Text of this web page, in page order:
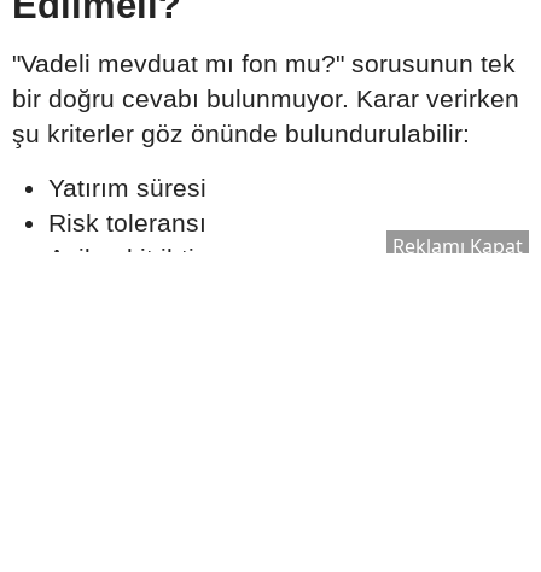
"Vadeli mevduat mı fon mu?" sorusunun tek
bir doğru cevabı bulunmuyor. Karar verirken
şu kriterler göz önünde bulundurulabilir:
Yatırım süresi
Risk toleransı
Acil nakit ihtiyacı
Reklamı Kapat